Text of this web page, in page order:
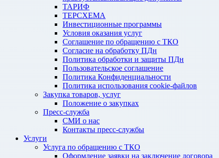
ТАРИФ
ТЕРСХЕМА
Инвестиционные программы
Условия оказания услуг
Соглашение по обращению с ТКО
Согласие на обработку ПДн
Политика обработки и защиты ПДн
Пользовательское соглашение
Политика Конфиденциальности
Политика использования cookie-файлов
Закупка товаров, услуг
Положение о закупках
Пресс-служба
СМИ о нас
Контакты пресс-службы
Услуги
Услуга по обращению с ТКО
Оформление заявки на заключение договора